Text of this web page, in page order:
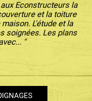
Econstructeurs la
et la toiture
L'étude et la
soignées. Les plans
"